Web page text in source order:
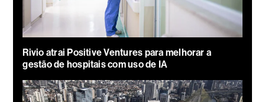
Rivio atrai Positive Ventures para melhorar a
gestão de hospitais com uso de IA